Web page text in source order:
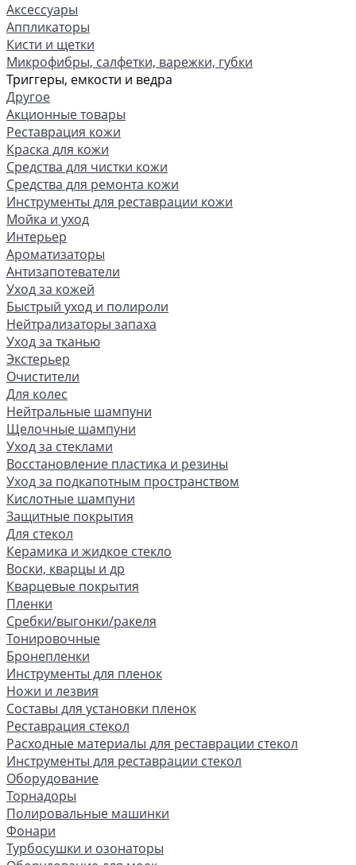
Аксессуары
Аппликаторы
Кисти и щетки
Микрофибры, салфетки, варежки, губки
Триггеры, емкости и ведра
Другое
Акционные товары
Реставрация кожи
Краска для кожи
Средства для чистки кожи
Средства для ремонта кожи
Инструменты для реставрации кожи
Мойка и уход
Интерьер
Ароматизаторы
Антизапотеватели
Уход за кожей
Быстрый уход и полироли
Нейтрализаторы запаха
Уход за тканью
Экстерьер
Очистители
Для колес
Нейтральные шампуни
Щелочные шампуни
Уход за стеклами
Восстановление пластика и резины
Уход за подкапотным пространством
Кислотные шампуни
Защитные покрытия
Для стекол
Керамика и жидкое стекло
Воски, кварцы и др
Кварцевые покрытия
Пленки
Сребки/выгонки/ракеля
Тонировочные
Бронепленки
Инструменты для пленок
Ножи и лезвия
Составы для установки пленок
Реставрация стекол
Расходные материалы для реставрации стекол
Инструменты для реставрации стекол
Оборудование
Торнадоры
Полировальные машинки
Фонари
Турбосушки и озонаторы